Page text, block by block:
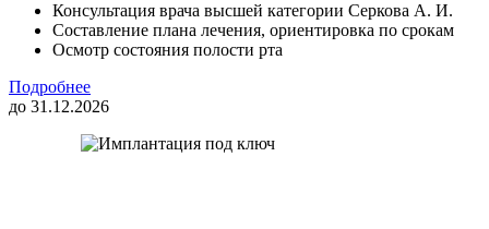
Консультация врача высшей категории Серкова А. И.
Составление плана лечения, ориентировка по срокам
Осмотр состояния полости рта
Подробнее
до 31.12.2026